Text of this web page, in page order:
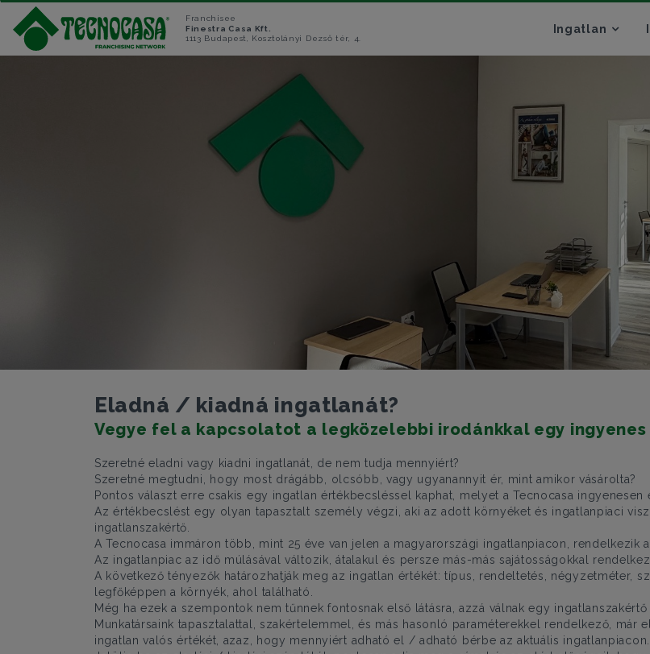
Franchisee
Finestra Casa Kft.
1113 Budapest, Kosztolányi Dezső tér, 4.
Ingatlan
Eladná / kiadná ingatlanát?
Vegye fel a kapcsolatot a legközelebbi irodánkkal egy
Szeretné eladni vagy kiadni ingatlanát, de nem tudja mennyiért?
Szeretné megtudni, hogy most drágább, olcsóbb, vagy ugyanannyit ér, mint amikor vásárolta?
Pontos választ erre csakis egy ingatlan értékbecsléssel kaphat, melyet a Tecnocasa ingyenesen
Az értékbecslést egy olyan tapasztalt személy végzi, aki az adott környéket és ingatlanpiaci
ingatlanszakértő.
A Tecnocasa immáron több, mint 25 éve van jelen a magyarországi ingatlanpiacon, rendelkezik
Az ingatlanpiac az idő múlásával változik, átalakul és persze más-más sajátosságokkal
A következő tényezők határozhatják meg az ingatlan értékét: típus, rendeltetés, négyzetméter,
legfőképpen a környék, ahol található.
Még ha ezek a szempontok nem tűnnek fontosnak első látásra, azzá válnak egy ingatlanszakértő
Munkatársaink tapasztalattal, szakértelemmel, és más hasonló paraméterekkel rendelkező,
ingatlan valós értékét, azaz, hogy mennyiért adható el / adható bérbe az aktuális ingatlanpiacon.